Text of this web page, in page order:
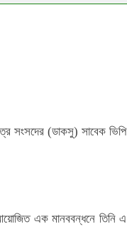
সংসদের (ডাকসু) সাবেক ভিপি
এক মানববন্ধনে তিনি এ